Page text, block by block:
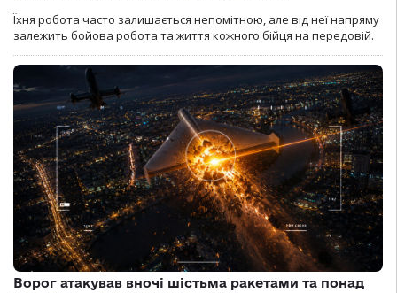
Їхня робота часто залишається непомітною, але від неї напряму
залежить бойова робота та життя кожного бійця на передовій.
Ворог атакував вночі шістьма ракетами та понад